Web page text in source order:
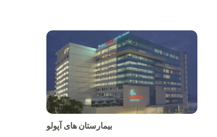
بیمارستان های آپولو